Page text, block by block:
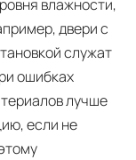
влажности,
двери с
служат
ошибках
лучше
если не